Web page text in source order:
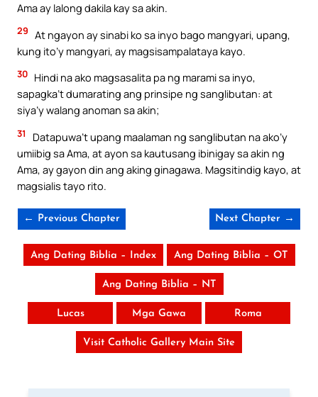
Ama ay lalong dakila kay sa akin.
29 At ngayon ay sinabi ko sa inyo bago mangyari, upang,
kung ito’y mangyari, ay magsisampalataya kayo.
30 Hindi na ako magsasalita pa ng marami sa inyo,
sapagka’t dumarating ang prinsipe ng sanglibutan: at
siya’y walang anoman sa akin;
31
Datapuwa’t upang maalaman ng sanglibutan na ako’y
umiibig sa Ama, at ayon sa kautusang ibinigay sa akin ng
Ama, ay gayon din ang aking ginagawa. Magsitindig kayo, at
magsialis tayo rito.
← Previous Chapter Next Chapter →
Ang Dating Biblia – Index Ang Dating Biblia – OT
Ang Dating Biblia – NT
Lucas Mga Gawa Roma
Visit Catholic Gallery Main Site